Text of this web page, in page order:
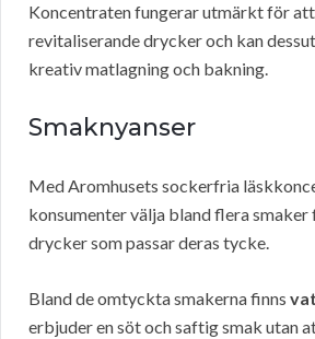
Koncentraten fungerar utmärkt för
revitaliserande drycker och kan
kreativ matlagning och bakning.
Smaknyanser
Med Aromhusets sockerfria
konsumenter välja bland flera
drycker som passar deras tycke.
Bland de omtyckta smakerna finns
erbjuder en söt och saftig smak utan